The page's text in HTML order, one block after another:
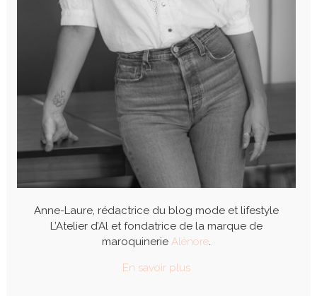
Anne-Laure, rédactrice du blog mode et lifestyle
L’Atelier d’Al et fondatrice de la marque de
maroquinerie Alénore.
En savoir plus